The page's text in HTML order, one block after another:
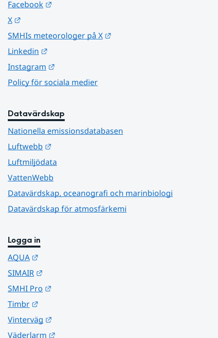
Facebook
X
SMHIs meteorologer på X
Linkedin
Instagram
Policy för sociala medier
Datavärdskap
Nationella emissionsdatabasen
Luftwebb
Luftmiljödata
VattenWebb
Datavärdskap, oceanografi och marinbiologi
Datavärdskap för atmosfärkemi
Logga in
AQUA
SIMAIR
SMHI Pro
Timbr
Vinterväg
Väderlarm